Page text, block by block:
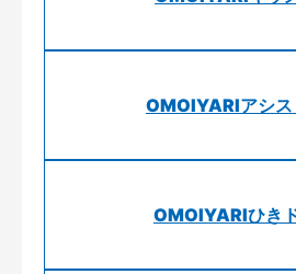
OMOIYARIアシス
OMOIYARIひき